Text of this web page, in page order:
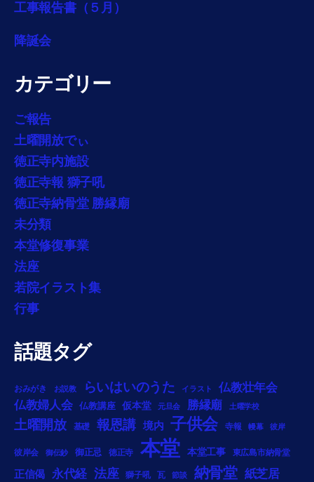
工事報告書（５月）
降誕会
カテゴリー
ご報告
土曜開放でぃ
徳正寺内施設
徳正寺報 獅子吼
徳正寺納骨堂 勝縁廟
未分類
本堂修復事業
法座
若院イラスト集
行事
話題タグ
おみがき お説教 らいはいのうた イラスト
仏教壮年会
仏教婦人会
仏教講座 仮本堂 元旦会 勝縁廟 土曜学校
土曜開放 基礎 報恩講 境内 子供会 寺報 幔幕 彼岸
彼岸会 御伝鈔 御正忌 徳正寺 本堂 本堂工事 東広島市納骨堂
正信偈 永代経 法座 獅子吼 瓦 節談 納骨堂 紙芝居